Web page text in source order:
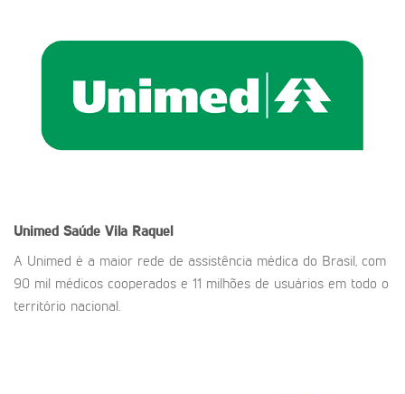
Unimed Saúde Vila Raquel
A Unimed é a maior rede de assistência médica do Brasil, com
90 mil médicos cooperados e 11 milhões de usuários em todo o
território nacional.